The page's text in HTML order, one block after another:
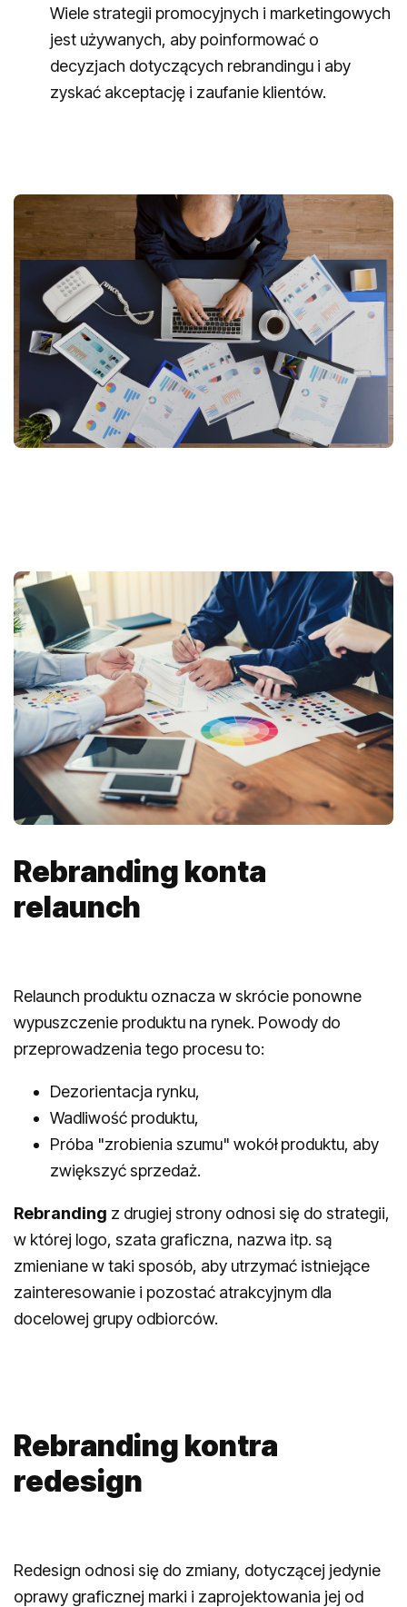
Wiele strategii promocyjnych i marketingowych
jest używanych, aby poinformować o
decyzjach dotyczących rebrandingu i aby
zyskać akceptację i zaufanie klientów.
Rebranding konta
relaunch
Relaunch produktu oznacza w skrócie ponowne
wypuszczenie produktu na rynek. Powody do
przeprowadzenia tego procesu to:
Dezorientacja rynku,
Wadliwość produktu,
Próba "zrobienia szumu" wokół produktu, aby
zwiększyć sprzedaż.
Rebranding z drugiej strony odnosi się do strategii,
w której logo, szata graficzna, nazwa itp. są
zmieniane w taki sposób, aby utrzymać istniejące
zainteresowanie i pozostać atrakcyjnym dla
docelowej grupy odbiorców.
Rebranding kontra
redesign
Redesign odnosi się do zmiany, dotyczącej jedynie
oprawy graficznej marki i zaprojektowania jej od